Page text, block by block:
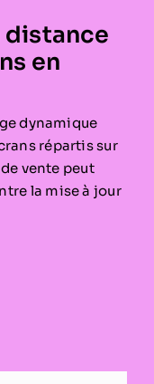
en
dynamique
répartis sur
vente peut
la mise à jour